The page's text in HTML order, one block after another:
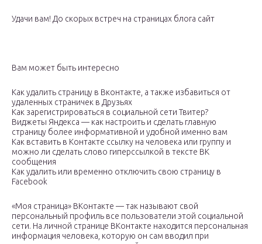
Удачи вам! До скорых встреч на страницах блога сайт
Вам может быть интересно
Как удалить страницу в Вконтакте, а также избавиться от
удаленных страничек в Друзьях
Как зарегистрироваться в социальной сети Твитер?
Виджеты Яндекса — как настроить и сделать главную
страницу более информативной и удобной именно вам
Как вставить в Контакте ссылку на человека или группу и
можно ли сделать слово гиперссылкой в тексте ВК
сообщения
Как удалить или временно отключить свою страницу в
Facebook
«Моя страница» ВКонтакте — так называют свой
персональный профиль все пользователи этой социальной
сети. На личной странице ВКонтакте находится персональная
информация человека, которую он сам вводил при